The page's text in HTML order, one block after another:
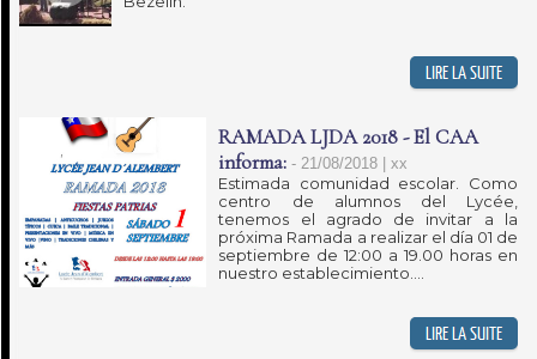
RAMADA LJDA 2018 - El CAA
informa: - 21/08/2018 | xx
Estimada comunidad escolar. Como
centro de alumnos del Lycée,
tenemos el agrado de invitar a la
próxima Ramada a realizar el día 01 de
septiembre de 12:00 a 19.00 horas en
nuestro establecimiento....